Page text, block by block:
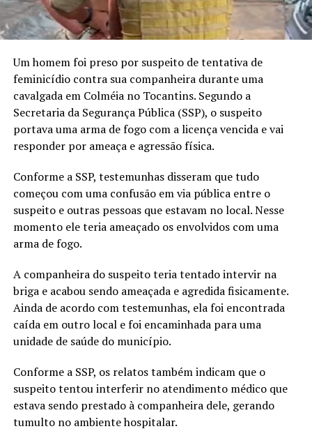
Um homem foi preso por suspeito de tentativa de
feminicídio contra sua companheira durante uma
cavalgada em Colméia no Tocantins. Segundo a
Secretaria da Segurança Pública (SSP), o suspeito
portava uma arma de fogo com a licença vencida e vai
responder por ameaça e agressão física.
Conforme a SSP, testemunhas disseram que tudo
começou com uma confusão em via pública entre o
suspeito e outras pessoas que estavam no local. Nesse
momento ele teria ameaçado os envolvidos com uma
arma de fogo.
A companheira do suspeito teria tentado intervir na
briga e acabou sendo ameaçada e agredida fisicamente.
Ainda de acordo com testemunhas, ela foi encontrada
caída em outro local e foi encaminhada para uma
unidade de saúde do município.
Conforme a SSP, os relatos também indicam que o
suspeito tentou interferir no atendimento médico que
estava sendo prestado à companheira dele, gerando
tumulto no ambiente hospitalar.